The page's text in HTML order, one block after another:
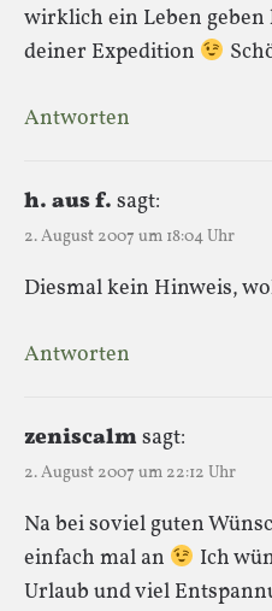
wirklich ein Leben
deiner Expedition
Antworten
h. aus f. sagt:
2. August 2007 um 18:04 Uhr
Diesmal kein Hinweis,
Antworten
zeniscalmsagt:
2. August 2007 um 22:12 Uhr
Na bei soviel guten
einfach mal an
Ich
Urlaub und viel